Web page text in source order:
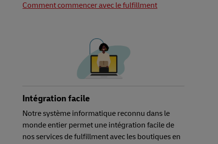
Comment commencer avec le fulfillment
Intégration facile
Notre système informatique reconnu dans le
monde entier permet une intégration facile de
nos services de fulfillment avec les boutiques en